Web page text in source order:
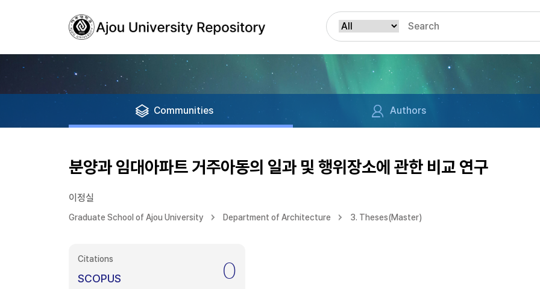
Communities Authors
분양과 임대아파트 거주아동의 일과 및 행위장소에 관한 비교 연구
이정실
Graduate School of Ajou University Department of Architecture 3. Theses(Master)
Citations
SCOPUS 0